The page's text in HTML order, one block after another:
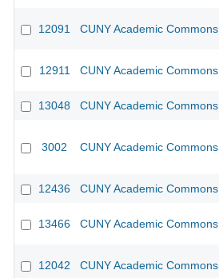
12091 CUNY Academic Commons
12911 CUNY Academic Commons
13048 CUNY Academic Commons
3002 CUNY Academic Commons
12436 CUNY Academic Commons
13466 CUNY Academic Commons
12042 CUNY Academic Commons